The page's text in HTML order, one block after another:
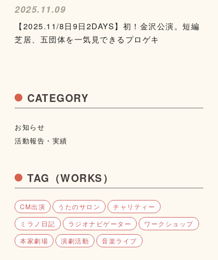
2025.11.09
【2025.11/8日9日2DAYS】初！金沢公演。短編
芝居、五団体を一気見できるプロゲキ
CATEGORY
お知らせ
活動報告・実績
TAG（WORKS）
CM出演 うたのサロン
チャリティー
ミラノ日記
ラジオナビゲーター
ワークショップ
本家劇場
演劇活動 音楽ライブ